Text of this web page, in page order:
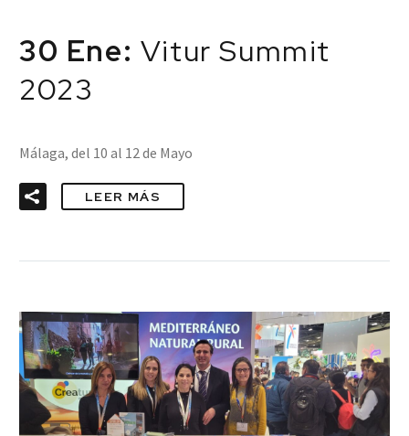
30 Ene: Vitur Summit
2023
Málaga, del 10 al 12 de Mayo
LEER MÁS